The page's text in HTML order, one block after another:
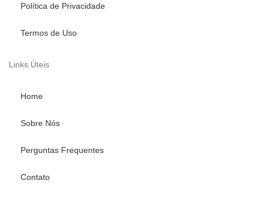
Política de Privacidade
Termos de Uso
Links Úteis
Home
Sobre Nós
Perguntas Frequentes
Contato